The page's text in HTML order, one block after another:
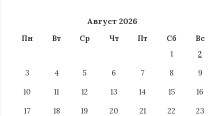
Август 2026
Пн Вт Ср Чт Пт Сб
Вс
1
2
3
4 5 6 7 8
9
10
11 12 13 14 15
16
17
18 19 20 21 22
23